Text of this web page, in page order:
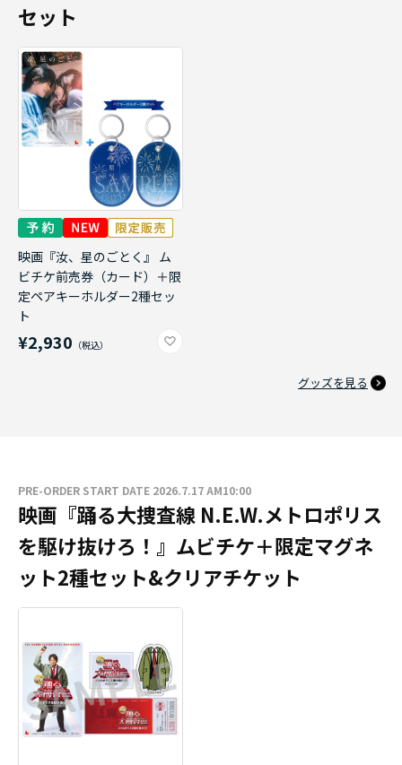
セット
映画『汝、星のごとく』 ム
ビチケ前売券（カード）＋限
定ペアキーホルダー2種セッ
ト
¥2,930
グッズを見る
PRE-ORDER START DATE 2026.7.17 AM10:00
映画『踊る大捜査線 N.E.W.メトロポリス
を駆け抜けろ！』ムビチケ＋限定マグネ
ット2種セット&クリアチケット